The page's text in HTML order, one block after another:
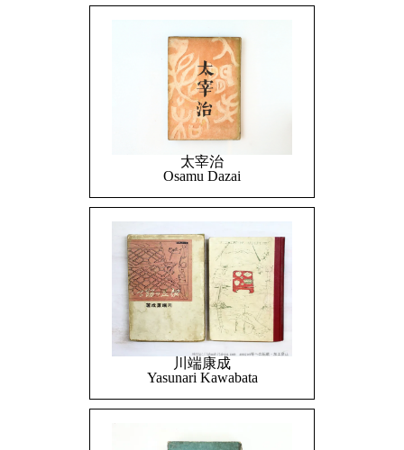
太宰治
Osamu Dazai
川端康成
Yasunari Kawabata